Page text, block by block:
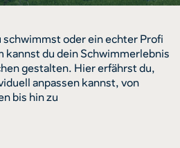
schwimmst oder ein echter Profi
kannst du dein Schwimmerlebnis
gestalten. Hier erfährst du,
anpassen kannst, von
bis hin zu